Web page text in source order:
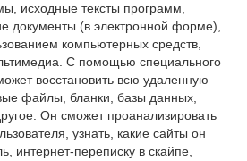
исходные тексты программ,
документы (в электронной форме),
компьютерных средств,
С помощью специального
восстановить всю удаленную
файлы, бланки, базы данных,
Он сможет проанализировать
узнать, какие сайты он
интернет-переписку в скайпе,